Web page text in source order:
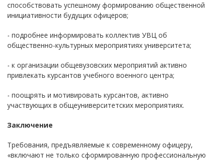
способствовать успешному формированию общественной
инициативности будущих офицеров;
- подробнее информировать коллектив УВЦ об
общественно-культурных мероприятиях университета;
- к организации общевузовских мероприятий активно
привлекать курсантов учебного военного центра;
- поощрять и мотивировать курсантов, активно
участвующих в общеуниверситетских мероприятиях.
Заключение
Требования, предъявляемые к современному офицеру,
«включают не только сформированную профессиональную